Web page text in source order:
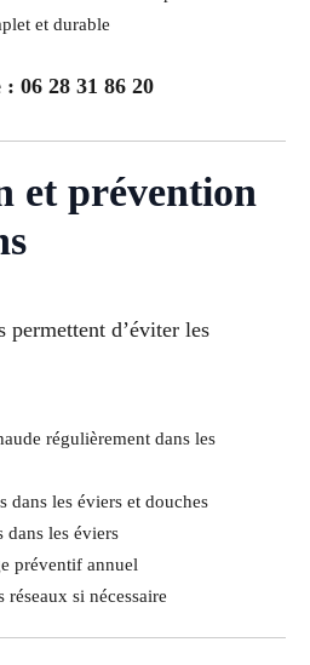
et durable
06 28 31 86 20
et prévention
permettent d’éviter les
régulièrement dans les
dans les éviers et douches
dans les éviers
préventif annuel
réseaux si nécessaire